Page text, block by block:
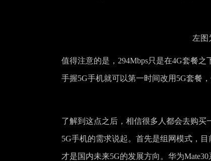
左图
值得注意的是，294Mbps只是在4G套餐
手握5G手机就可以第一时间改用5G套餐，
了解到这点之后，相信很多人都会去购
5G手机的需求说起。首先是组网模式，
才是国内未来5G的发展方向。华为